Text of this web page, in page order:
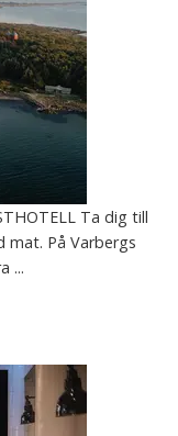
Ta dig till
mat. På Varbergs
...